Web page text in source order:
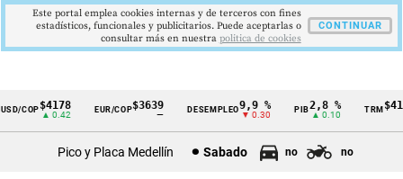
Cintillo
COP$4178
▲ 0.42
EUR/COP$3639 DESEMPLEO9,9 %
▼ 0.30
2,8 %
▲ 0.10
TRM
Pico y Placa Medellín Sabado no no
Este portal emplea cookies internas y de terceros con fines
estadísticos, funcionales y publicitarios. Puede aceptarlas o
consultar más en nuestra politica de cookies
CONTINUAR